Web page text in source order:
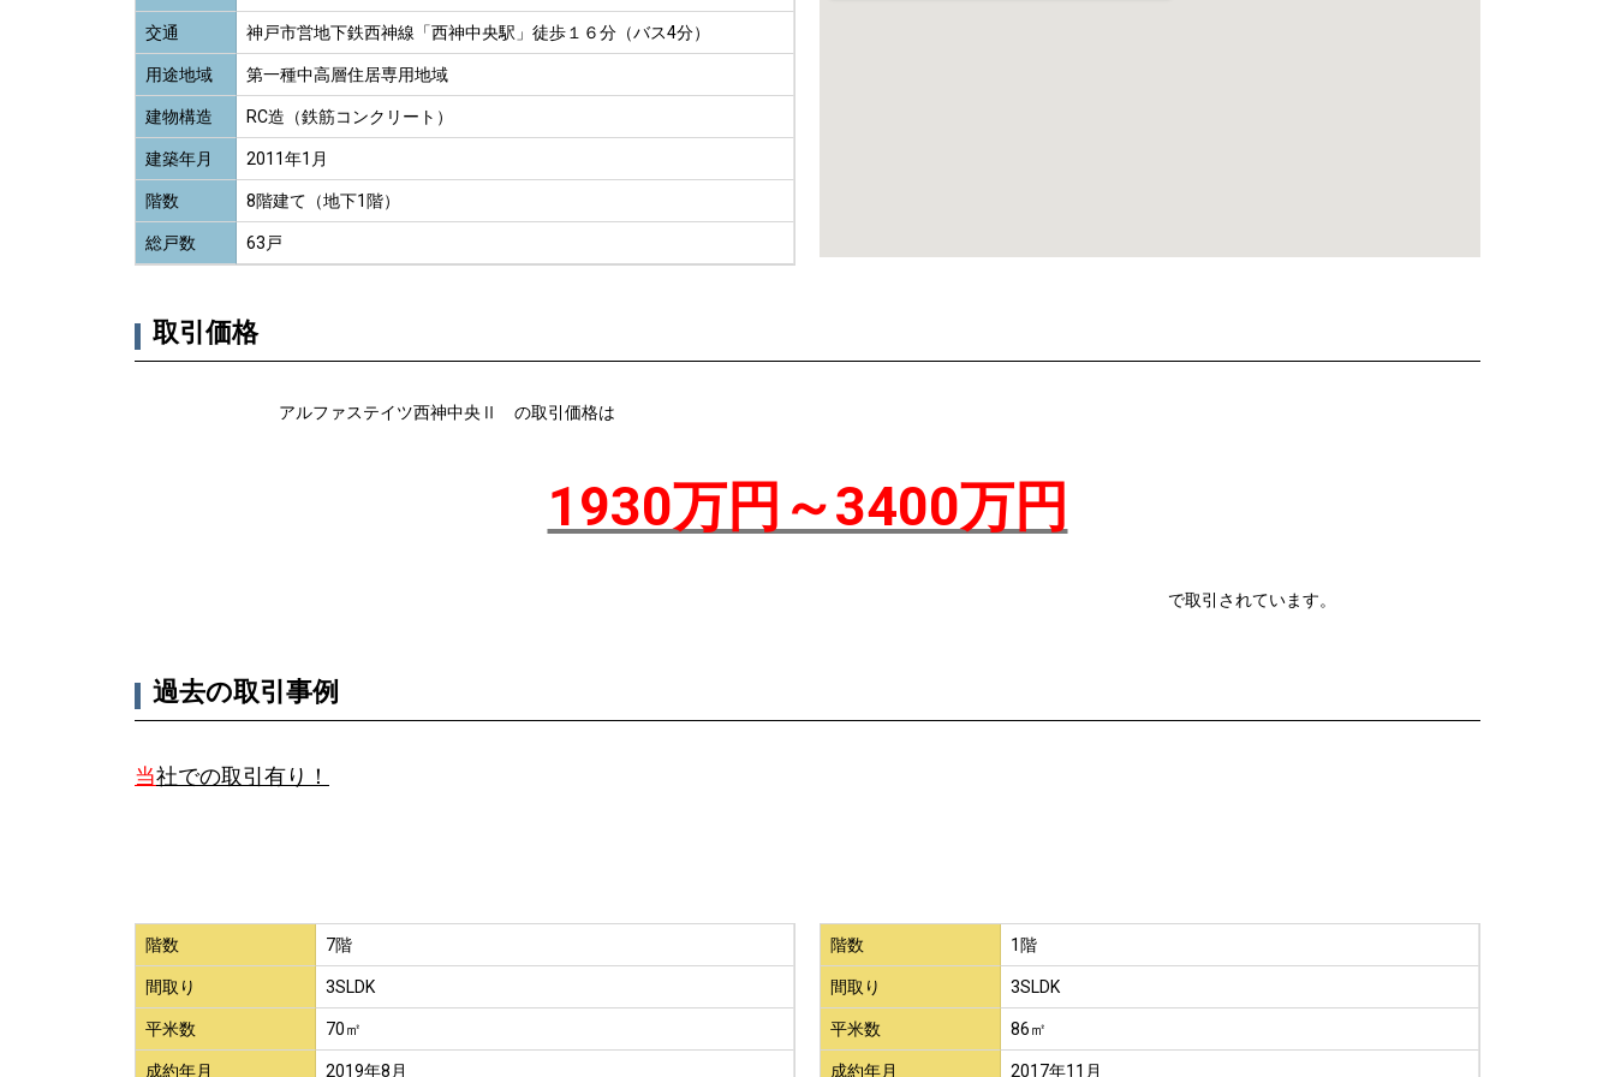
交通 神戸市営地下鉄西神線「西神中央駅」徒歩１６分（バス4分）
用途地域 第一種中高層住居専用地域
建物構造 RC造（鉄筋コンクリート）
建築年月 2011年1月
階数 8階建て（地下1階）
総戸数 63戸
取引価格
アルファステイツ西神中央Ⅱ の取引価格は
1930万円～3400万円
で取引されています。
過去の取引事例
当社での取引有り！
階数 7階
間取り 3SLDK
平米数 70㎡
成約年月 2019年8月
階数 1階
間取り 3SLDK
平米数 86㎡
成約年月 2017年11月